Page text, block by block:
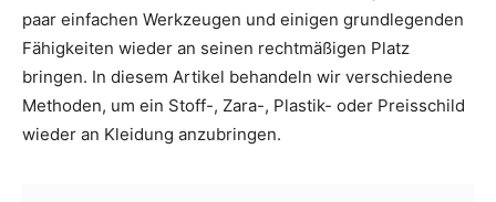
paar einfachen Werkzeugen und einigen grundlegenden
Fähigkeiten wieder an seinen rechtmäßigen Platz
bringen. In diesem Artikel behandeln wir verschiedene
Methoden, um ein Stoff-, Zara-, Plastik- oder Preisschild
wieder an Kleidung anzubringen.